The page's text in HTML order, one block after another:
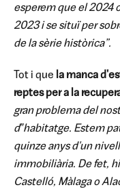
esperem que el 2024
2023 i se situï per
de la sèrie històrica”.
Tot i que la manca
reptes per a la
gran problema del
d‟habitatge. Estem
quinze anys d'un
immobiliària. De fet,
Castelló, Màlaga o